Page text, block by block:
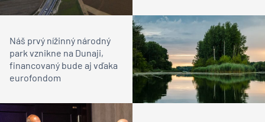
Náš prvý nížinný národný
park vznikne na Dunaji,
financovaný bude aj vďaka
eurofondom